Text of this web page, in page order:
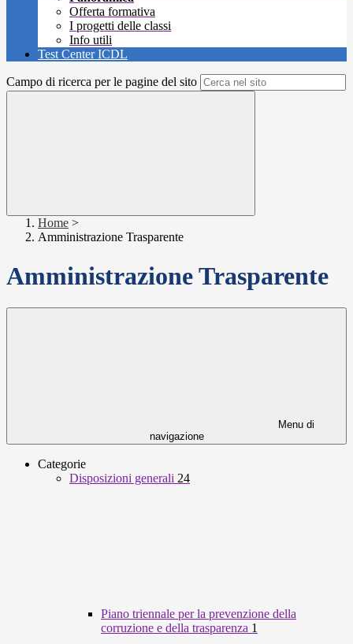
Offerta formativa
I progetti delle classi
Info utili
Test Center ICDL
Campo di ricerca per le pagine del sito
Home >
Amministrazione Trasparente
Amministrazione Trasparente
Menu di
navigazione
Categorie
Disposizioni generali 24
Piano triennale per la prevenzione della
corruzione e della trasparenza 1